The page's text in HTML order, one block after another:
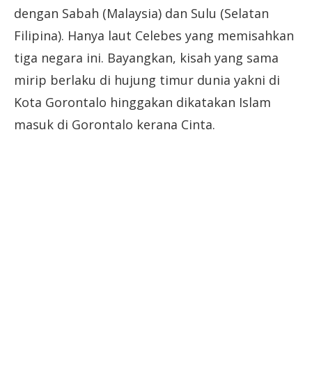
dengan Sabah (Malaysia) dan Sulu (Selatan
Filipina). Hanya laut Celebes yang memisahkan
tiga negara ini. Bayangkan, kisah yang sama
mirip berlaku di hujung timur dunia yakni di
Kota Gorontalo hinggakan dikatakan Islam
masuk di Gorontalo kerana Cinta.